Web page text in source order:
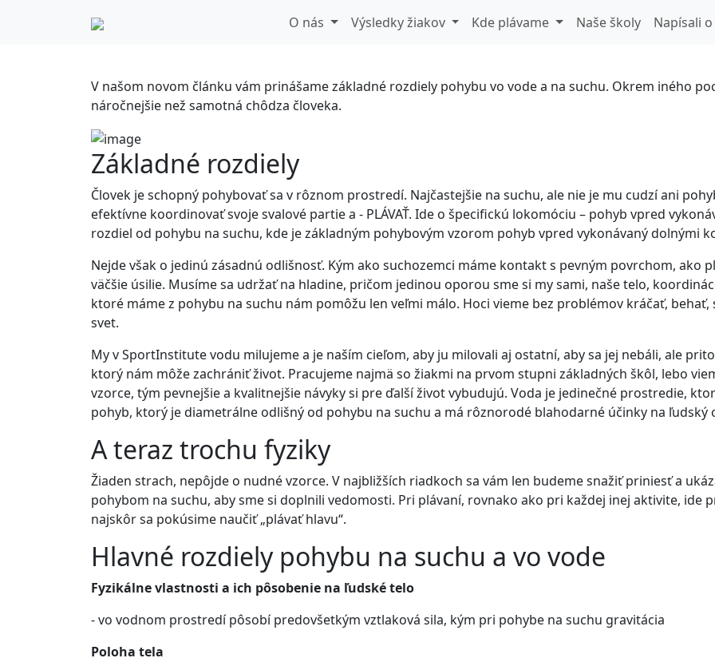
O nás Výsledky žiakov Kde plávame Naše školy Napísali
Poznáte základné rozdiely pohybu vo
V našom novom článku vám prinášame základné rozdiely pohybu vo vode a na suchu. Okrem iného
náročnejšie než samotná chôdza človeka.
Základné rozdiely
Človek je schopný pohybovať sa v rôznom prostredí. Najčastejšie na suchu, ale nie je mu cudzí ani
efektívne koordinovať svoje svalové partie a - PLÁVAŤ. Ide o špecifickú lokomóciu – pohyb vpred
rozdiel od pohybu na suchu, kde je základným pohybovým vzorom pohyb vpred vykonávaný dolnými
Nejde však o jedinú zásadnú odlišnosť. Kým ako suchozemci máme kontakt s pevným povrchom, ako
väčšie úsilie. Musíme sa udržať na hladine, pričom jedinou oporou sme si my sami, naše telo,
ktoré máme z pohybu na suchu nám pomôžu len veľmi málo. Hoci vieme bez problémov kráčať,
svet.
My v SportInstitute vodu milujeme a je naším cieľom, aby ju milovali aj ostatní, aby sa jej nebáli, ale
ktorý nám môže zachrániť život. Pracujeme najmä so žiakmi na prvom stupni základných škôl, lebo
vzorce, tým pevnejšie a kvalitnejšie návyky si pre ďalší život vybudujú. Voda je jedinečné prostredie,
pohyb, ktorý je diametrálne odlišný od pohybu na suchu a má rôznorodé blahodarné účinky na ľudský
A teraz trochu fyziky
Žiaden strach, nepôjde o nudné vzorce. V najbližších riadkoch sa vám len budeme snažiť priniesť a
pohybom na suchu, aby sme si doplnili vedomosti. Pri plávaní, rovnako ako pri každej inej aktivite, ide
najskôr sa pokúsime naučiť „plávať hlavu“.
Hlavné rozdiely pohybu na suchu a vo vode
Fyzikálne vlastnosti a ich pôsobenie na ľudské telo
- vo vodnom prostredí pôsobí predovšetkým vztlaková sila, kým pri pohybe na suchu gravitácia
Poloha tela